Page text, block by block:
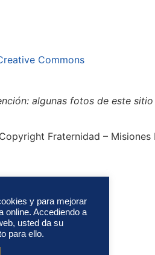
algunas fotos de este
Fraternidad – Misiones
y para mejorar
online. Accediendo a
usted da su
para ello.